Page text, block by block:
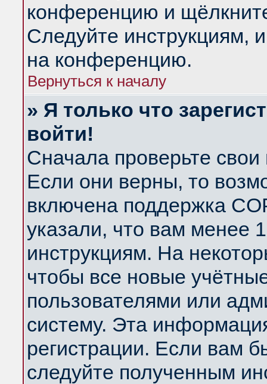
конференцию и
Следуйте инструкциям,
на конференцию.
Вернуться к началу
» Я только что
войти!
Сначала проверьте
Если они верны, то
включена поддержка
указали, что вам менее
инструкциям. На
чтобы все новые
пользователями или
систему. Эта
регистрации. Если вам
следуйте полученным